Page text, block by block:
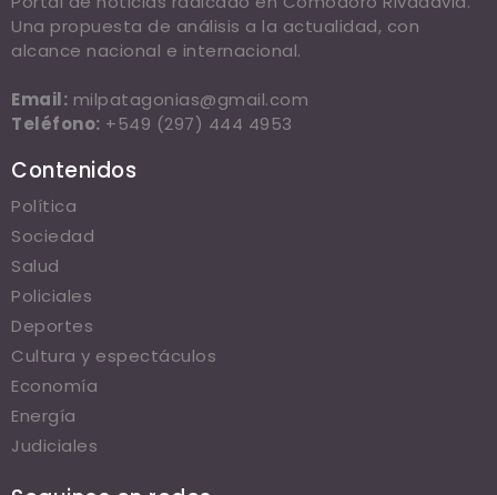
Una propuesta de análisis a la actualidad, con
alcance nacional e internacional.
Email: milpatagonias@gmail.com
Teléfono: +549 (297) 444 4953
Contenidos
Política
Sociedad
Salud
Policiales
Deportes
Cultura y espectáculos
Economía
Energía
Judiciales